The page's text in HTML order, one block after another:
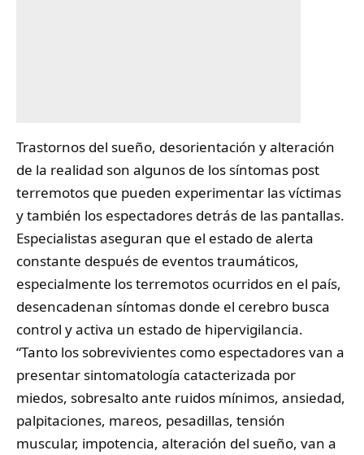
Trastornos del sueño, desorientación y alteración
de la realidad son algunos de los síntomas post
terremotos que pueden experimentar las víctimas
y también los espectadores detrás de las pantallas.
Especialistas aseguran que el estado de alerta
constante después de eventos traumáticos,
especialmente los terremotos ocurridos en el país,
desencadenan síntomas donde el cerebro busca
control y activa un estado de hipervigilancia.
“Tanto los sobrevivientes como espectadores van a
presentar sintomatología catacterizada por
miedos, sobresalto ante ruidos mínimos, ansiedad,
palpitaciones, mareos, pesadillas, tensión
muscular, impotencia, alteración del sueño, van a